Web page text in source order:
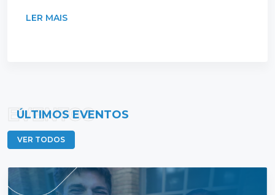
LER MAIS
ÚLTIMOS EVENTOS
EVENTOS
VER TODOS